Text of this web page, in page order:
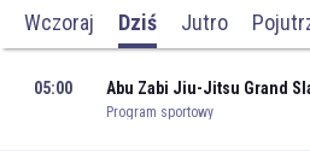
Wczoraj Dziś Jutro
05:00 Abu Zabi Jiu-Jitsu Grand
Program sportowy